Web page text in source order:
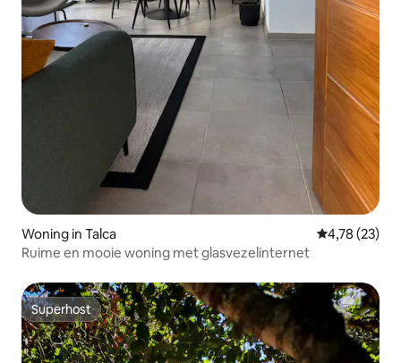
Woning in Talca Gemiddelde
4,78 (23)
Ruime en mooie woning met glasvezelinternet
Superhost
Superhost